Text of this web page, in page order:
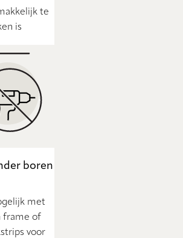
te
is
boren
met
frame of
voor